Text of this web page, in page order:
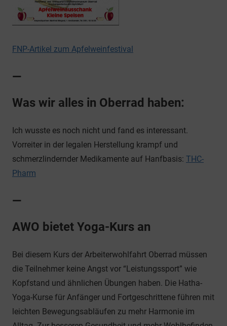
FNP-Artikel zum Apfelweinfestival
—
Was wir alles in Oberrad haben:
Ich wusste es noch nicht und fand es interessant.
Vorreiter in der legalen Herstellung krampf und
schmerzlindernder Medikamente auf Hanfbasis: THC-
Pharm
—
AWO bietet Yoga-Kurs an
Bei diesem Kurs der Arbeiterwohlfahrt Oberrad müssen
die Teilnehmer keine Angst vor “Leistungssport” wie
Kopfstand und ähnlichen Übungen haben. Die Hatha-
Yoga-Kurse für Anfänger und Fortgeschrittene führen mit
leichten Bewegungsabläufen zu mehr Harmonie im